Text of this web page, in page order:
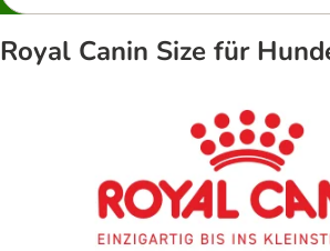
Royal Canin Size für